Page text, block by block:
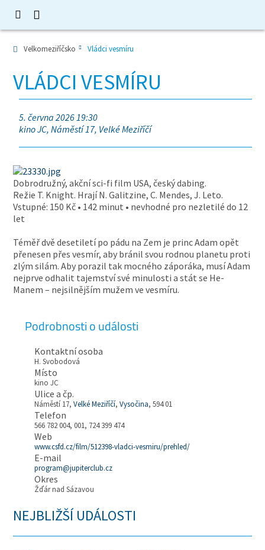
Velkomeziříčsko Vládci vesmíru
VLÁDCI VESMÍRU
5. června 2026 19:30
kino JC, Náměstí 17, Velké Meziříčí
Dobrodružný, akční sci-fi film USA, český dabing.
Režie T. Knight. Hrají N. Galitzine, C. Mendes, J. Leto.
Vstupné: 150 Kč • 142 minut • nevhodné pro nezletilé do 12
let
Téměř dvě desetiletí po pádu na Zem je princ Adam opět
přenesen přes vesmír, aby bránil svou rodnou planetu proti
zlým silám. Aby porazil tak mocného záporáka, musí Adam
nejprve odhalit tajemství své minulosti a stát se He-
Manem – nejsilnějším mužem ve vesmíru.
Podrobnosti o události
Kontaktní osoba
H. Svobodová
Místo
kino JC
Ulice a čp.
Náměstí 17,Velké Meziříčí,Vysočina, 594 01
Telefon
566 782 004, 001, 724 399 474
Web
www.csfd.cz/film/512398-vladci-vesmiru/prehled/
E-mail
program@jupiterclub.cz
Okres
Žďár nad Sázavou
NEJBLIŽŠÍ UDÁLOSTI